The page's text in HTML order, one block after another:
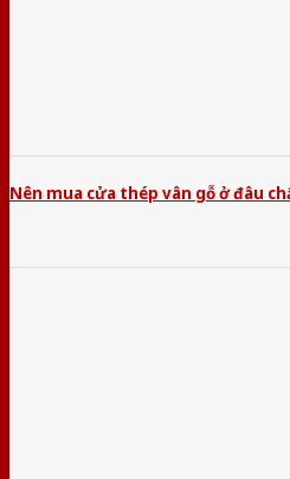
Nên mua cửa thép vân gỗ ở đâu